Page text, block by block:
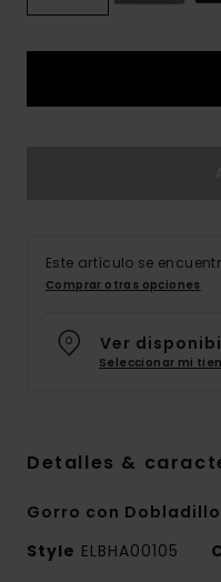
Este artículo se
Comprar otras opciones
Ver
Seleccionar mi
Detalles &
Gorro con
Style ELBHA00105